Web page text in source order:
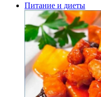
Питание и диеты